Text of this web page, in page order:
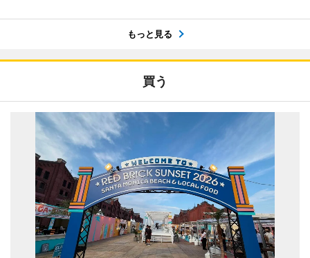
もっと見る
買う